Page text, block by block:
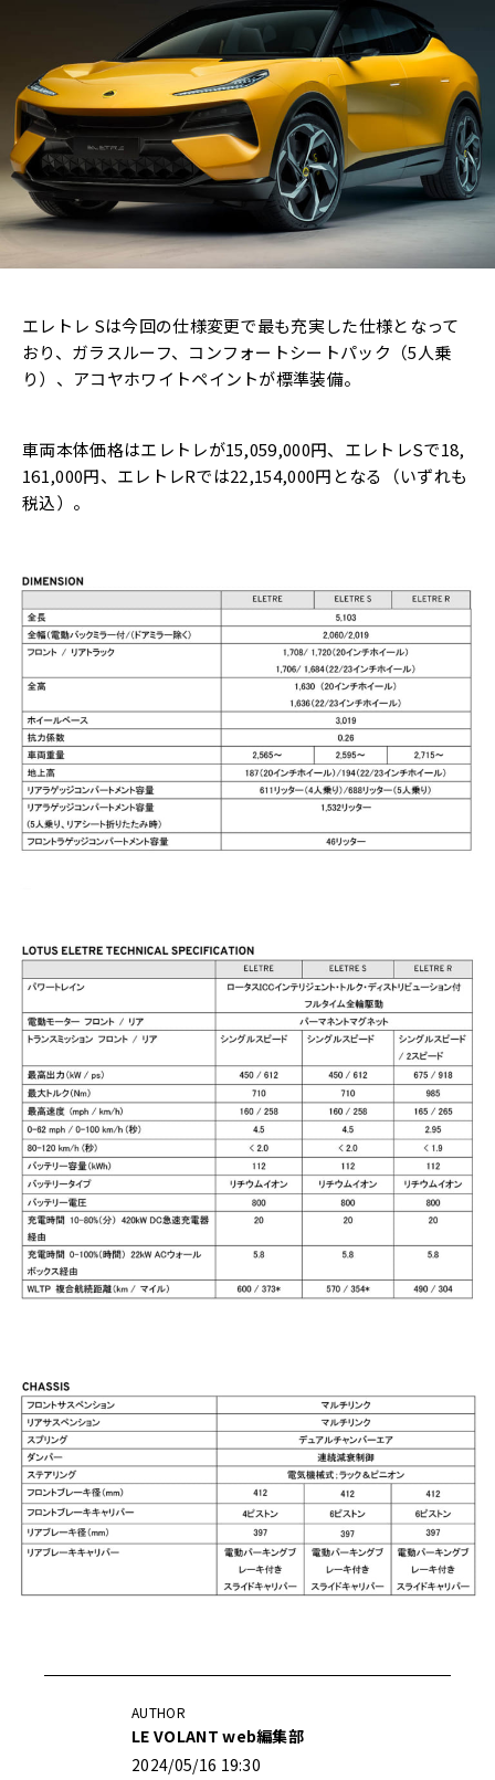
エレトレ Sは今回の仕様変更で最も充実した仕様となって
おり、ガラスルーフ、コンフォートシートパック（5人乗
り）、アコヤホワイトペイントが標準装備。
車両本体価格はエレトレが15,059,000円、エレトレSで18,
161,000円、エレトレRでは22,154,000円となる（いずれも
税込）。
AUTHOR
LE VOLANT web編集部
2024/05/16 19:30